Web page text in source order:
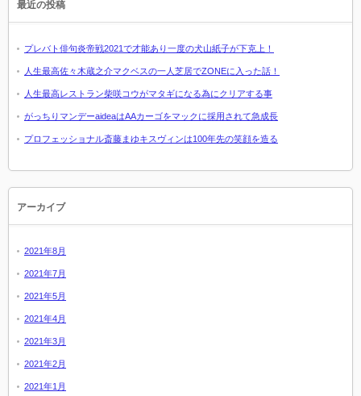
最近の投稿
プレバト俳句炎帝戦2021で才能あり一度の犬山紙子が下克上！
人生最高佐々木蔵之介マクベスの一人芝居でZONEに入った話！
人生最高レストラン柴咲コウがマタギになる為にクリアする事
がっちりマンデーaideaはAAカーゴをマックに採用されて急成長
プロフェッショナル斎藤まゆキスヴィンは100年先の笑顔を造る
アーカイブ
2021年8月
2021年7月
2021年5月
2021年4月
2021年3月
2021年2月
2021年1月